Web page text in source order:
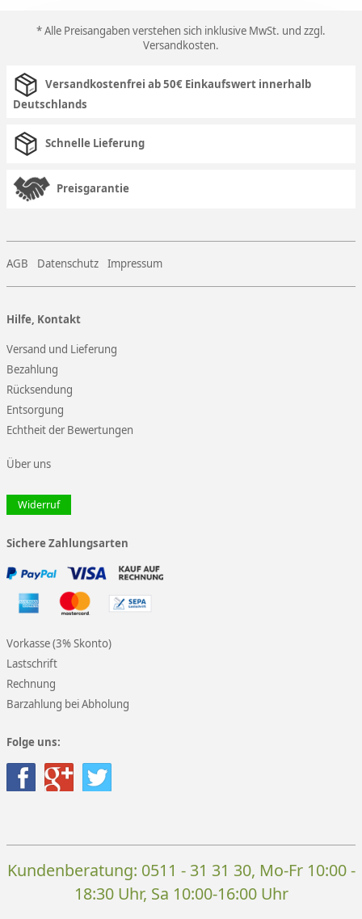
* Alle Preisangaben verstehen sich inklusive MwSt. und zzgl.
Versandkosten.
Versandkostenfrei ab 50€ Einkaufswert innerhalb
Deutschlands
Schnelle Lieferung
Preisgarantie
AGB Datenschutz Impressum
Hilfe, Kontakt
Versand und Lieferung
Bezahlung
Rücksendung
Entsorgung
Echtheit der Bewertungen
Über uns
Widerruf
Sichere Zahlungsarten
Vorkasse (3% Skonto)
Lastschrift
Rechnung
Barzahlung bei Abholung
Folge uns:
Kundenberatung: 0511 - 31 31 30, Mo-Fr 10:00 -
18:30 Uhr, Sa 10:00-16:00 Uhr